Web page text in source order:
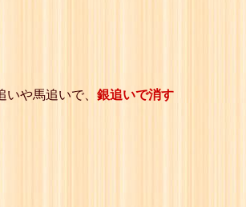
や馬追いで、 銀追いで消す